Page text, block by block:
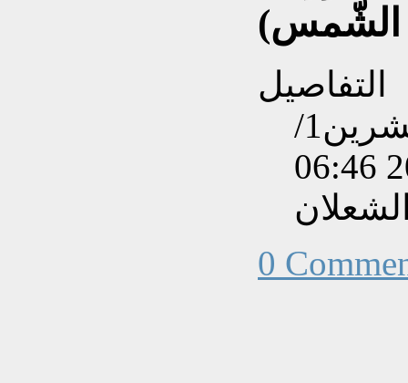
الشّمس)
التفاصيل
تم إنشاءه بتاريخ الإثنين, 18 تشرين1/
0